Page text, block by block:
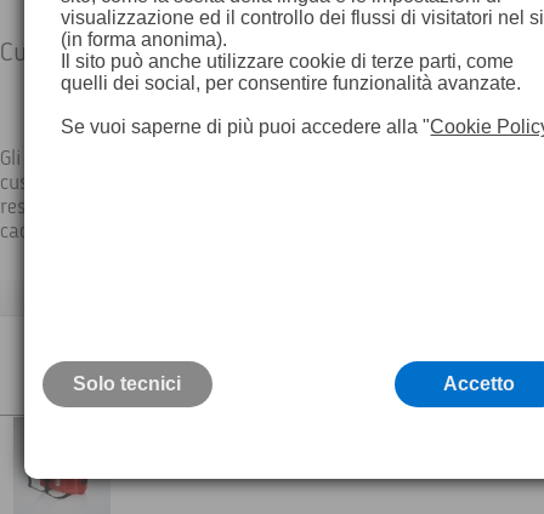
Custodie e Borse
Gli strumenti e gli accessori sono ottimamente protetti dalle
custodie Leica Geosystems. Le custodie rigide sono soggette a
resistenza: proteggono il contenuto contro polvere, acqua e in
caduta.
Borsa morbida portaprisma
visualizzazione ed il controllo dei flussi di visitatori nel
(in forma anonima).
Il sito può anche utilizzare cookie di terze parti, come
quelli dei social, per consentire funzionalità avanzate.
Se vuoi saperne di più puoi accedere alla "Cookie
Solo tecnici Accetto